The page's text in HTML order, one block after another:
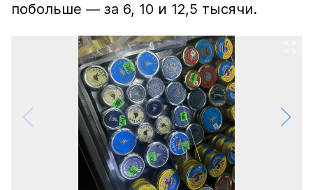
побольше — за 6, 10 и 12,5 тысячи.